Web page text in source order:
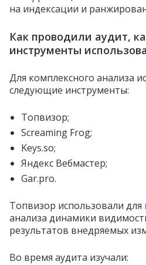
на индексации и
Как проводили аудит,
инструменты
Для комплексного анализа
следующие инструменты:
Топвизор;
Screaming Frog;
Keys.so;
Яндекс Вебмастер;
Gar.pro.
Топвизор использовали для
анализа динамики
результатов внедряемых
Во время аудита изучали: